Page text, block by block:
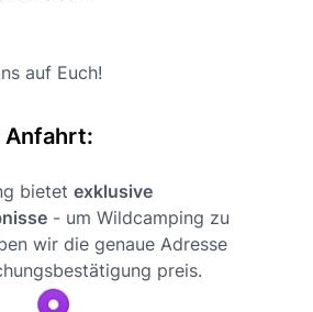
auf Euch!
Anfahrt:
bietet exklusive
- um Wildcamping zu
wir die genaue Adresse
preis.